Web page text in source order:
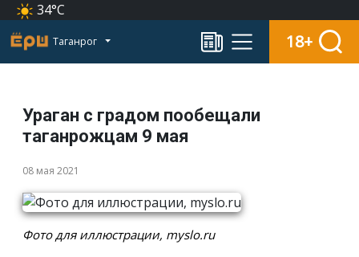
34°C
Таганрог 18+
Ураган с градом пообещали
таганрожцам 9 мая
08 мая 2021
Фото для иллюстрации, myslo.ru